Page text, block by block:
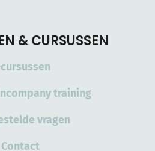
& CURSUSSEN
training
vragen
Contact